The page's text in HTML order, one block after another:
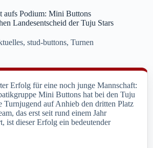
aufs Podium: Mini Buttons
Landesentscheid der Tuju Stars
, stud-buttons, Turnen
Erfolg für eine noch junge Mannschaft:
Mini Buttons hat bei den Tuju
Turnjugend auf Anhieb den dritten Platz
das erst seit rund einem Jahr
ist dieser Erfolg ein bedeutender